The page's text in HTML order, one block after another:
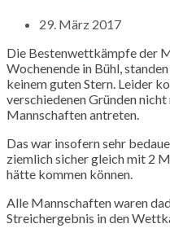
29. März 2017
Die Bestenwettkämpfe der
Wochenende in Bühl,
keinem guten Stern. Leider
verschiedenen Gründen
Mannschaften antreten.
Das war insofern sehr
ziemlich sicher gleich mit 2
hätte kommen können.
Alle Mannschaften waren
Streichergebnis in den